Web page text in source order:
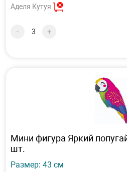
Аделя Кутуя
- +
Мини фигура Яркий
шт.
Размер: 43 см